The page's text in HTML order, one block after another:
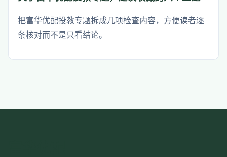
把富华优配投教专题拆成几项检查内容，方便读者逐
条核对而不是只看结论。